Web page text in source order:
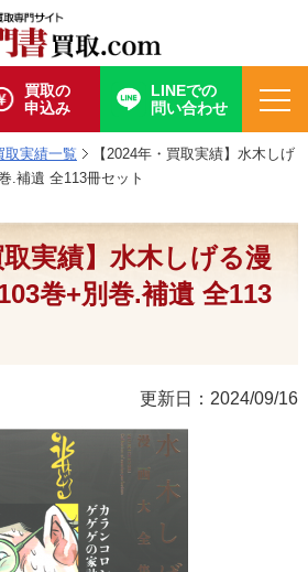
買取の
申込み
LINEでの
問い合わせ
取実績一覧
【2024年・買取実績】水木しげ
.補遺 全113冊セット
取実績】水木しげる漫
巻+別巻.補遺 全113
更新日：2024/09/16